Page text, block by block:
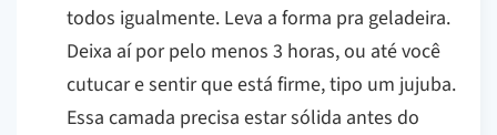
todos igualmente. Leva a forma pra geladeira.
Deixa aí por pelo menos 3 horas, ou até você
cutucar e sentir que está firme, tipo um jujuba.
Essa camada precisa estar sólida antes do